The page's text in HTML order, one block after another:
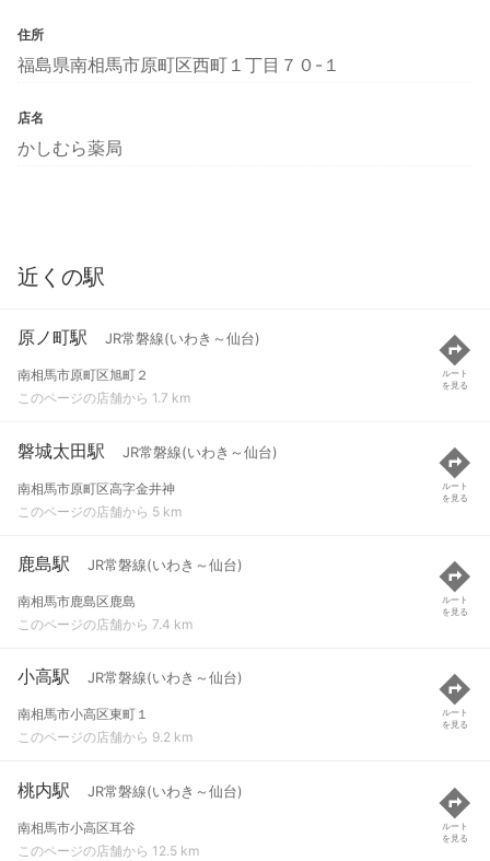
住所
福島県南相馬市原町区西町１丁目７０-１
店名
かしむら薬局
近くの駅
原ノ町駅 JR常磐線(いわき～仙台)
南相馬市原町区旭町２
このページの店舗から 1.7 km
ルート
を見る
磐城太田駅 JR常磐線(いわき～仙台)
南相馬市原町区高字金井神
このページの店舗から 5 km
ルート
を見る
鹿島駅 JR常磐線(いわき～仙台)
南相馬市鹿島区鹿島
このページの店舗から 7.4 km
ルート
を見る
小高駅 JR常磐線(いわき～仙台)
南相馬市小高区東町１
このページの店舗から 9.2 km
ルート
を見る
桃内駅 JR常磐線(いわき～仙台)
南相馬市小高区耳谷
このページの店舗から 12.5 km
ルート
を見る